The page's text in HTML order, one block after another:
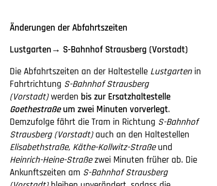
Änderungen der Abfahrtszeiten
Lustgarten→ S-Bahnhof Strausberg (Vorstadt)
Die Abfahrtszeiten an der Haltestelle Lustgartenin
Fahrtrichtung S-Bahnhof Strausberg
(Vorstadt) werden bis zur Ersatzhaltestelle
Goethestraßeum zwei Minuten vorverlegt.
Demzufolge fährt die Tram in Richtung S-Bahnhof
Strausberg (Vorstadt)auch an den Haltestellen
Elisabethstraße, Käthe-Kollwitz-Straßeund
Heinrich-Heine-Straßezwei Minuten früher ab. Die
Ankunftszeiten am S-Bahnhof Strausberg